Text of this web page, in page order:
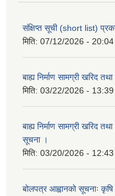
संक्षिप्त सूची (short list)
मिति: 07/12/2026 - 20:04
बाह्य निर्माण सामग्री खरिद
मिति: 03/22/2026 - 13:39
बाह्य निर्माण सामग्री खरिद
सूचना ।
मिति: 03/20/2026 - 12:43
बोलपत्र आह्वानको सूचनाः